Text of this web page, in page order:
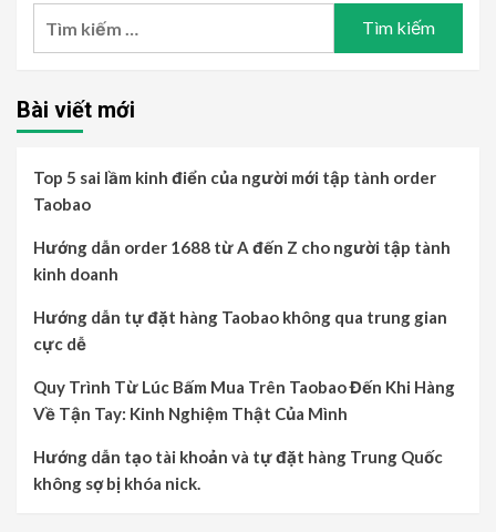
bài
viết
Bài viết mới
Top 5 sai lầm kinh điển của người mới tập tành order
Taobao
Hướng dẫn order 1688 từ A đến Z cho người tập tành
kinh doanh
Hướng dẫn tự đặt hàng Taobao không qua trung gian
cực dễ
Quy Trình Từ Lúc Bấm Mua Trên Taobao Đến Khi Hàng
Về Tận Tay: Kinh Nghiệm Thật Của Mình
Hướng dẫn tạo tài khoản và tự đặt hàng Trung Quốc
không sợ bị khóa nick.